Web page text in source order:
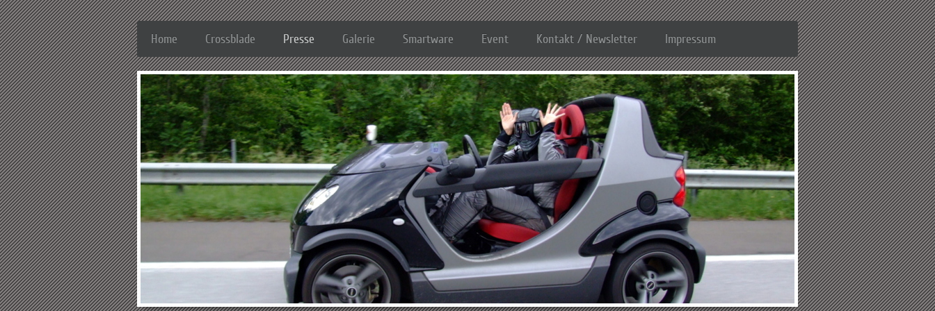
Home Crossblade Presse Galerie Smartware Event Kontakt / Newsletter Impressum